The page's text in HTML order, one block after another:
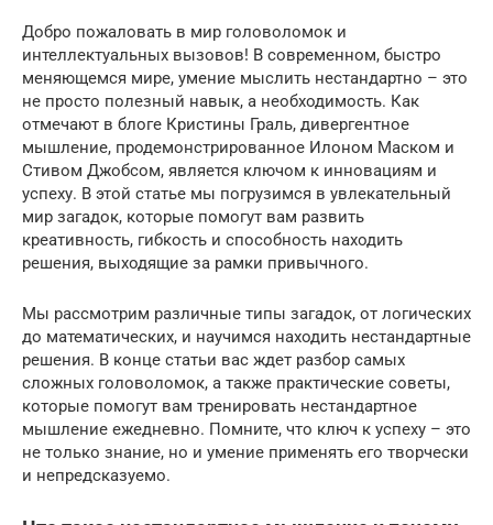
Добро пожаловать в мир головоломок и
интеллектуальных вызовов! В современном, быстро
меняющемся мире, умение мыслить нестандартно – это
не просто полезный навык, а необходимость. Как
отмечают в блоге Кристины Граль, дивергентное
мышление, продемонстрированное Илоном Маском и
Стивом Джобсом, является ключом к инновациям и
успеху. В этой статье мы погрузимся в увлекательный
мир загадок, которые помогут вам развить
креативность, гибкость и способность находить
решения, выходящие за рамки привычного.
Мы рассмотрим различные типы загадок, от логических
до математических, и научимся находить нестандартные
решения. В конце статьи вас ждет разбор самых
сложных головоломок, а также практические советы,
которые помогут вам тренировать нестандартное
мышление ежедневно. Помните, что ключ к успеху – это
не только знание, но и умение применять его творчески
и непредсказуемо.